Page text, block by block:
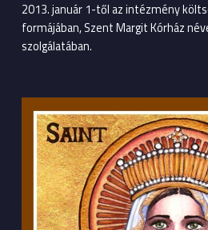
2013. január 1-től az intézmény
formájában, Szent Margit Kórház
szolgálatában.